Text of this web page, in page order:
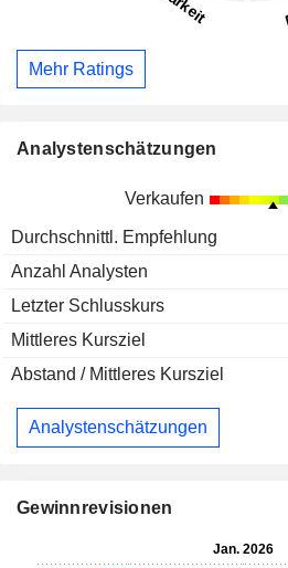
Mehr Ratings
Analystenschätzungen
Verkaufen
Durchschnittl. Empfehlung
Anzahl Analysten
Letzter Schlusskurs
Mittleres Kursziel
Abstand / Mittleres Kursziel
Analystenschätzungen
Gewinnrevisionen